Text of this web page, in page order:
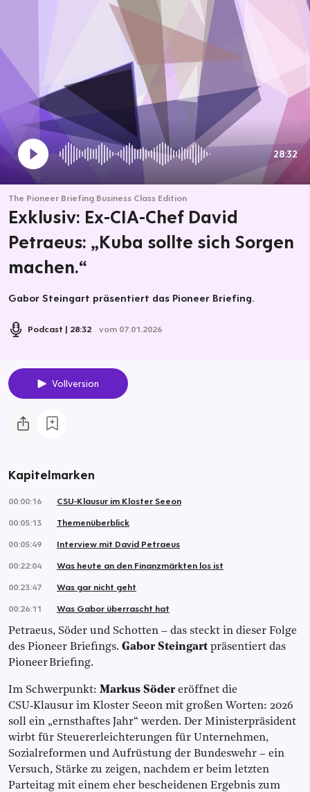
28:32
The Pioneer Briefing Business Class Edition
Exklusiv: Ex-CIA-Chef David
Petraeus: „Kuba sollte sich Sorgen
machen.“
Gabor Steingart präsentiert das Pioneer Briefing.
Podcast 28:32 vom 07.01.2026
Vollversion
Kapitelmarken
00:00:16
CSU‑Klausur im Kloster Seeon
00:05:13
Themenüberblick
00:05:49
Interview mit David Petraeus
00:22:04
Was heute an den Finanzmärkten los ist
00:23:47
Was gar nicht geht
00:26:11
Was Gabor überrascht hat
Petraeus, Söder und Schotten – das steckt in dieser Folge
des Pioneer Briefings. Gabor Steingart präsentiert das
Pioneer Briefing.
Im Schwerpunkt: Markus Södereröffnet die
CSU‑Klausur im Kloster Seeon mit großen Worten: 2026
soll ein „ernsthaftes Jahr“ werden. Der Ministerpräsident
wirbt für Steuererleichterungen für Unternehmen,
Sozialreformen und Aufrüstung der Bundeswehr – ein
Versuch, Stärke zu zeigen, nachdem er beim letzten
Parteitag mit einem eher bescheidenen Ergebnis zum